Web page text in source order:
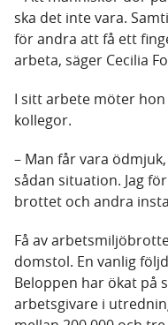
ska det inte vara.
för andra att få ett
arbeta, säger Cecilia
I sitt arbete möter
kollegor.
– Man får vara
sådan situation. Jag
brottet och andra
Få av
domstol. En vanlig
Beloppen har ökat på
arbetsgivare i